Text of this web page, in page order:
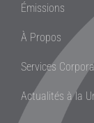
Émissions
À Propos
Services
Actualités à la